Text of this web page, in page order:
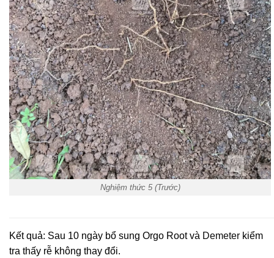
Nghiệm thức 5 (Trước)
Kết quả: Sau 10 ngày bổ sung Orgo Root và Demeter kiểm
tra thấy rễ không thay đổi.